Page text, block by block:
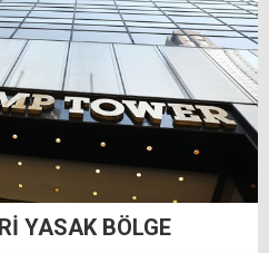
YASAK BÖLGE